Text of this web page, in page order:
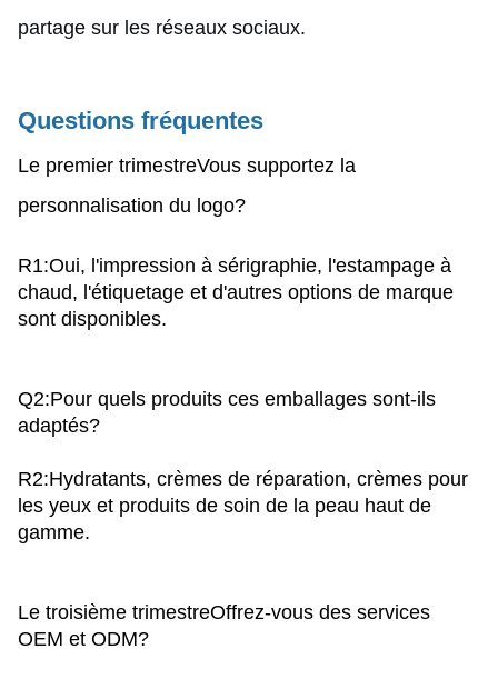
partage sur les réseaux sociaux.
Questions fréquentes
Le premier trimestreVous supportez la
personnalisation du logo?
R1:Oui, l'impression à sérigraphie, l'estampage à
chaud, l'étiquetage et d'autres options de marque
sont disponibles.
Q2:Pour quels produits ces emballages sont-ils
adaptés?
R2:Hydratants, crèmes de réparation, crèmes pour
les yeux et produits de soin de la peau haut de
gamme.
Le troisième trimestreOffrez-vous des services
OEM et ODM?